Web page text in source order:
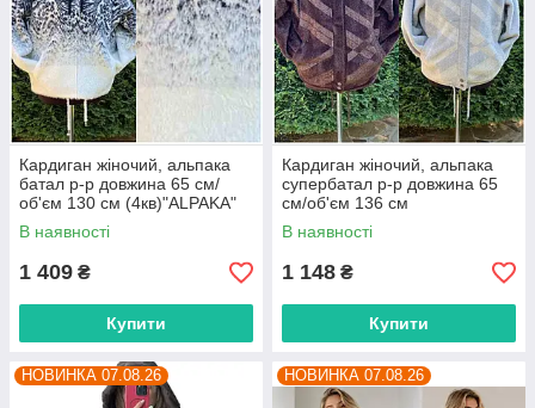
Кардиган жіночий, альпака
батал р-р довжина 65 см/
об'єм 130 см (4кв)"ALPAKA"
недорого від прямого
постачальника
В наявності
1 409 ₴
Купити
Кардиган жіночий, альпака
супербатал р-р довжина 65
см/об'єм 136 см
(4кв)"ALPAKA" недорого від
прямого постачальника
В наявності
1 148 ₴
Купити
НОВИНКА 07.08.26 НОВИНКА 07.08.26